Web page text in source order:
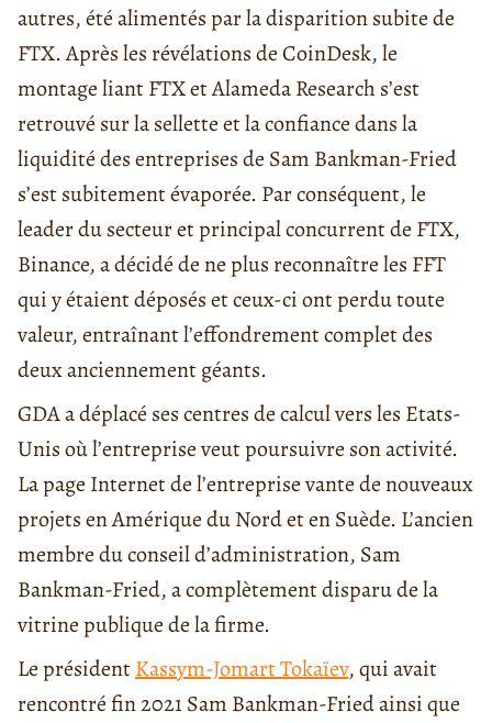
autres, été alimentés par la disparition subite de
FTX. Après les révélations de CoinDesk, le
montage liant FTX et Alameda Research s’est
retrouvé sur la sellette et la confiance dans la
liquidité des entreprises de Sam Bankman-Fried
s’est subitement évaporée. Par conséquent, le
leader du secteur et principal concurrent de FTX,
Binance, a décidé de ne plus reconnaître les FFT
qui y étaient déposés et ceux-ci ont perdu toute
valeur, entraînant l’effondrement complet des
deux anciennement géants.
GDA a déplacé ses centres de calcul vers les Etats-
Unis où l’entreprise veut poursuivre son activité.
La page Internet de l’entreprise vante de nouveaux
projets en Amérique du Nord et en Suède. L’ancien
membre du conseil d’administration, Sam
Bankman-Fried, a complètement disparu de la
vitrine publique de la firme.
Le présidentKassym-Jomart Tokaïev, qui avait
rencontré fin 2021 Sam Bankman-Fried ainsi que